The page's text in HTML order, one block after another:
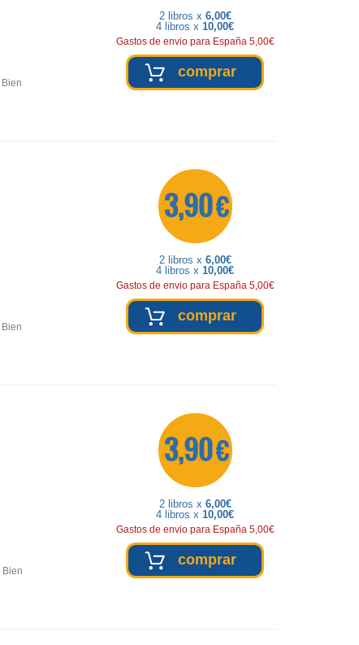
Bien
2 libros x 6,00€
4 libros x 10,00€
Gastos de envio para España 5,00€
comprar
Bien
3,90 €
2 libros x 6,00€
4 libros x 10,00€
Gastos de envio para España 5,00€
comprar
Bien
3,90 €
2 libros x 6,00€
4 libros x 10,00€
Gastos de envio para España 5,00€
comprar